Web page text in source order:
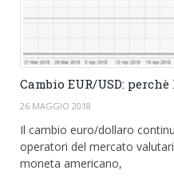
Cambio EUR/USD:
26 MAGGIO 2018
Il cambio euro/dollaro
operatori del mercato
moneta americano,